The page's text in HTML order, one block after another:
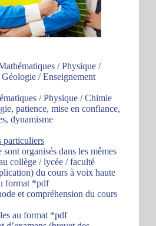
/ Physique /
/ Enseignement
/ Physique / Chimie
patience, mise en confiance,
dynamisme
particuliers
organisés dans les mêmes
collège / lycée / faculté
du cours à voix haute
format *pdf
et compréhension du cours
au format *pdf